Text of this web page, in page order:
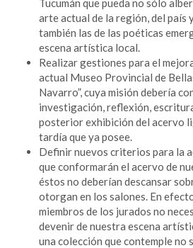
Tucumán que pueda no sólo
arte actual de la región, del país
también las de las poéticas
escena artística local.
Realizar gestiones para el
actual Museo Provincial de
Navarro”, cuya misión debería
investigación, reflexión,
posterior exhibición del acervo
tardía que ya posee.
Definir nuevos criterios para la
que conformarán el acervo de
éstos no deberían descansar
otorgan en los salones. En
miembros de los jurados no
devenir de nuestra escena
una colección que contemple